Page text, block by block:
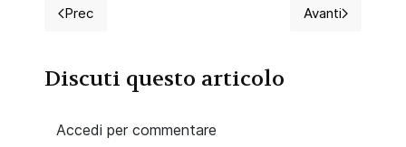
Articolo precedente: 2026 Concorso per 3 infermieri
Prec Articolo
Avanti
Discuti questo articolo
Accedi per commentare